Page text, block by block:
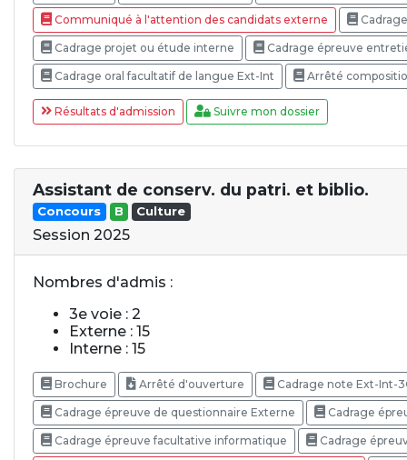
Communiqué à l'attention des candidats externe
Cadrage projet ou étude interne Cadrage épreuve
Cadrage oral facultatif de langue Ext-Int Arrêté
Résultats d'admission Suivre mon dossier
Assistant de conserv. du patri. et biblio.
Concours B Culture
Session 2025
Nombres d'admis :
3e voie : 2
Externe : 15
Interne : 15
Brochure Arrêté d'ouverture Cadrage note Ext-Int-
Cadrage épreuve de questionnaire Externe Cadrage
Cadrage épreuve facultative informatique Cadrage